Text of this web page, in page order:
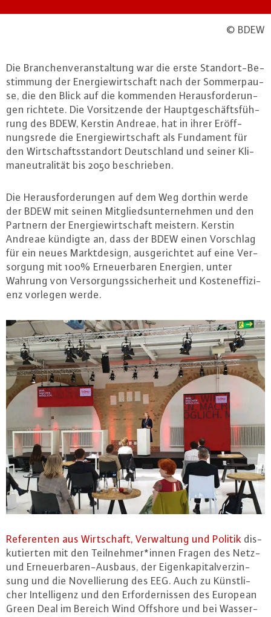
© BDEW
Die Bran­chen­ver­an­stal­tung war die erste Stand­ort-Be­
stim­mung der En­er­gie­wirt­schaft nach der Som­mer­pau­
se, die den Blick auf die kommenden Her­aus­for­de­run­
gen richtete. Die Vor­sit­zen­de der Haupt­ge­schäfts­füh­
rung des BDEW, Kerstin Andreae, hat in ihrer Er­öff­
nungs­re­de die En­er­gie­wirt­schaft als Fundament für
den Wirt­schafts­stand­ort Deutsch­land und seiner Kli­
ma­neu­tra­li­tät bis 2050 be­schrie­ben.
Die Her­aus­for­de­run­gen auf dem Weg dorthin werde
der BDEW mit seinen Mit­glieds­un­ter­neh­men und den
Partnern der En­er­gie­wirt­schaft meistern. Kerstin
Andreae kündigte an, dass der BDEW einen Vorschlag
für ein neues Markt­de­sign, aus­ge­rich­tet auf eine Ver­
sor­gung mit 100% Er­neu­er­ba­ren Energien, unter
Wahrung von Ver­sor­gungs­si­cher­heit und Kos­ten­ef­fi­zi­
enz vorlegen werde.
Re­fe­ren­ten aus Wirt­schaft, Ver­wal­tung und Politik dis­
ku­tier­ten mit den Teil­neh­mer*innen Fragen des Netz-
und Er­neu­er­ba­ren-Aus­baus, der Ei­gen­ka­pi­tal­ver­zin­
sung und die No­vel­lie­rung des EEG. Auch zu Künst­li­
cher In­tel­li­genz und den Er­for­der­nis­sen des European
Green Deal im Bereich Wind Offshore und bei Was­ser­